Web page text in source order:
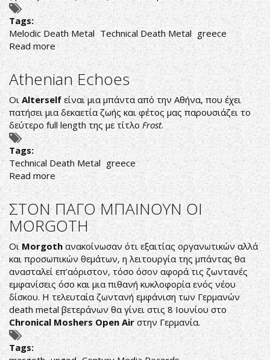
Tags:
Melodic Death Metal Technical Death Metal greece
Read moreabout
Heading
To
The
Top
Athenian Echoes
ΟιAlterself είναι μια μπάντα από την Αθήνα, που έχει
πατήσει μια δεκαετία ζωής και φέτος μας παρουσιάζει το
δεύτερο full length της με τίτλο Frost.
Tags:
Technical Death Metal greece
Read more about
Athenian
Echoes
ΣΤΟΝ ΠΑΓΟ ΜΠΑΙΝΟΥΝ ΟΙ
MORGOTH
ΟιMorgothανακοίνωσαν ότι εξαιτίας οργανωτικών αλλά
και προσωπικών θεμάτων, η λειτουργία της μπάντας θα
ανασταλεί επ’αόριστον, τόσο όσον αφορά τις ζωντανές
εμφανίσεις όσο και μια πιθανή κυκλοφορία ενός νέου
δίσκου. Η τελευταία ζωντανή εμφάνιση των Γερμανών
death metal βετεράνων θα γίνει στις 8 Ιουνίου στο
Chronical Moshers Open Air στην Γερμανία.
Tags: